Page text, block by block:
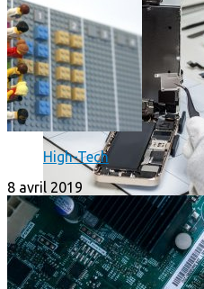
Faut-il encore emmener
High-Tech
8 avril 2019